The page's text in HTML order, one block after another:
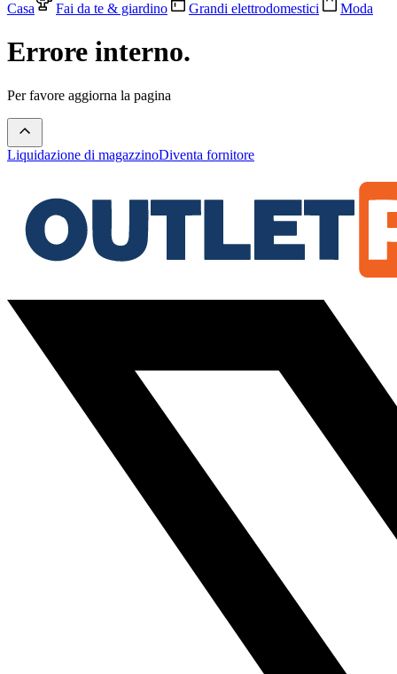
Casa
Fai da te & giardino Grandi elettrodomestici Moda
Errore interno.
Per favore aggiorna la pagina
Liquidazione di magazzinoDiventa fornitore